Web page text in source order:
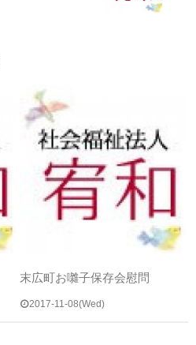
末広町お囃子保存会慰問
2017-11-08(Wed)